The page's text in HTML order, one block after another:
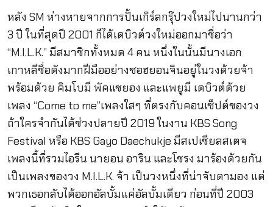
หลัง SM ห่างหายจากการปั้นเกิร์ลกรุ๊ปวงใหม่ไปนานกว่า
3 ปี ในที่สุดปี 2001 ก็ได้เดบิวต์วงใหม่ออกมาชื่อว่า
“M.I.L.K.” มีสมาชิกทั้งหมด 4 คน หนึ่งในนั้นมีนางเอก
เกาหลีชื่อดังมากฝีมืออย่างซอฮยอนจินอยู่ในวงด้วยจ้า
พร้อมด้วย คิมโบมี พัคแชยอง และแพยูมี เดบิวต์ด้วย
เพลง “Come to me”เพลงใสๆ ที่ตรงกับคอนเซ็ปต์ของวง
ถ้าใครจำกันได้ช่วงปลายปี 2019 ในงาน KBS Song
Festival หรือ KBS Gayo Daechukje มีสเปเชียลสเตจ
เพลงนี้ที่รวมไอรีน นายอน อาริน และโชรง มาร้องด้วยกัน
เป็นเพลงของวง M.I.L.K. จ้า เป็นวงหนึ่งที่น่าจับตามอง แต่
พวกเธอกลับได้ออกอัลบั้มแค่อัลบั้มเดียว ก่อนที่ปี 2003